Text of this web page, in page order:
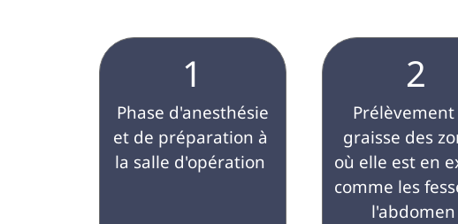
1
et de préparation à
la salle d'opération
2
graisse des
où elle est en
comme les
l'abdomen